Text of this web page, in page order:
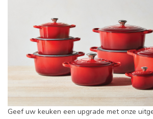
Geef uw keuken een upgrade met onze